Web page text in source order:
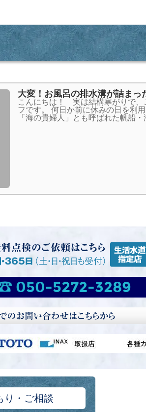
大変！お風呂の排水溝が詰まっ
こんにちは！ 実は結構寒がりで、
フです。 何日か前に休みの日を利
「海の貴婦人」とも呼ばれた帆船
050-5272-3289
り・ご相談